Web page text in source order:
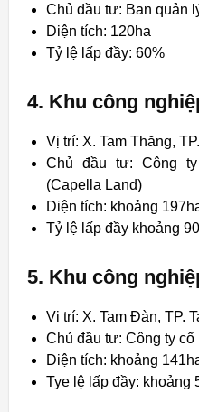
Chủ đầu tư: Ban quản
Diện tích: 120ha
Tỷ lệ lấp đầy: 60%
4. Khu công
Vị trí: X. Tam Thăng,
Chủ đầu tư: Công
(Capella Land)
Diện tích: khoảng
Tỷ lệ lấp đầy khoảng
5. Khu công
Vị trí: X. Tam Đàn, TP.
Chủ đầu tư: Công ty
Diện tích: khoảng
Tye lệ lấp đầy: khoảng